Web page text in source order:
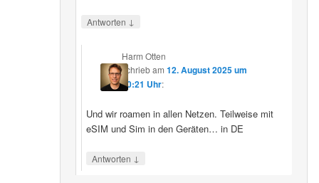
Antworten ↓
Harm Otten
schriebam12. August 2025 um
20:21 Uhr:
Und wir roamen in allen Netzen. Teilweise mit
eSIM und Sim in den Geräten… in DE
Antworten ↓